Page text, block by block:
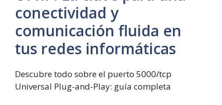
conectividad y
comunicación fluida en
tus redes informáticas
Descubre todo sobre el puerto 5000/tcp
Universal Plug-and-Play: guía completa